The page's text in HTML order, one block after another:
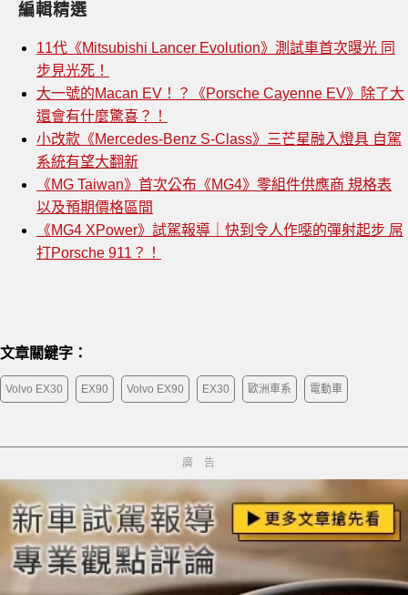
編輯精選
11代《Mitsubishi Lancer Evolution》測試車首次曝光 同
步見光死！
大一號的Macan EV！？《Porsche Cayenne EV》除了大
還會有什麼驚喜？！
小改款《Mercedes-Benz S-Class》三芒星融入燈具 自駕
系統有望大翻新
《MG Taiwan》首次公布《MG4》零組件供應商 規格表
以及預期價格區間
《MG4 XPower》試駕報導｜快到令人作噁的彈射起步 屌
打Porsche 911？！
文章關鍵字：
Volvo EX30 EX90 Volvo EX90 EX30 歐洲車系 電動車
廣告